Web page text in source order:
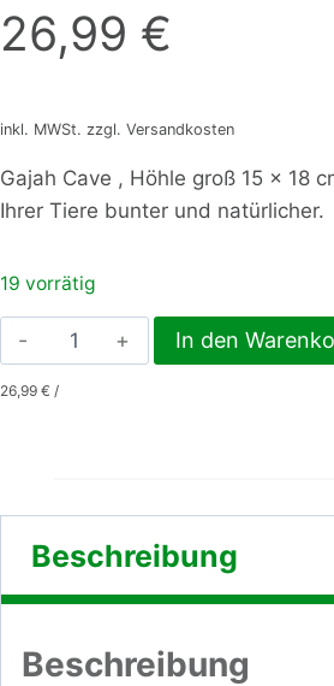
26,99 €
inkl. MWSt. zzgl. Versandkosten
Gajah Cave , Höhle groß 15 x 18
Ihrer Tiere bunter und natürlicher.
19 vorrätig
Gajah
Cave
,
18
cm
In den
26,99 € /
Beschreibung
Beschreibung